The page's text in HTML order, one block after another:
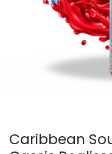
Caribbean